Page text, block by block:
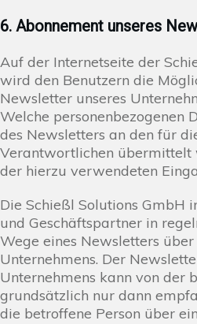
6. Abonnement unseres
Auf der Internetseite der
wird den Benutzern die
Newsletter unseres
Welche personenbezogenen
des Newsletters an den für
Verantwortlichen übermittelt
der hierzu verwendeten
Die Schießl Solutions GmbH
und Geschäftspartner in
Wege eines Newsletters
Unternehmens. Der
Unternehmens kann von der
grundsätzlich nur dann
die betroffene Person über